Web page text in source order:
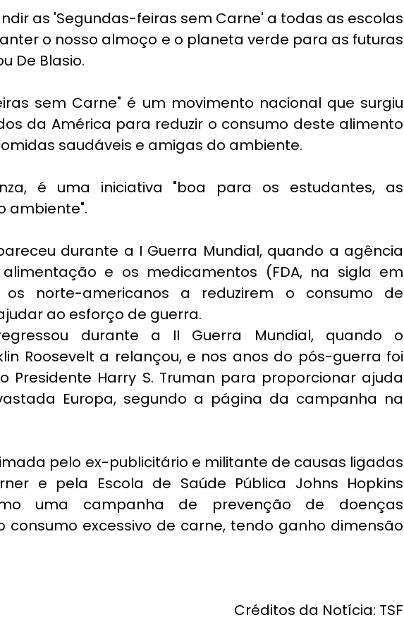
as 'Segundas-feiras sem Carne' a todas as escolas
o nosso almoço e o planeta verde para as futuras
De Blasio.
sem Carne" é um movimento nacional que surgiu
da América para reduzir o consumo deste alimento
saudáveis e amigas do ambiente.
é uma iniciativa "boa para os estudantes, as
ambiente".
durante a I Guerra Mundial, quando a agência
e os medicamentos (FDA, na sigla em
os norte-americanos a reduzirem o consumo de
ao esforço de guerra.
durante a II Guerra Mundial, quando o
Roosevelt a relançou, e nos anos do pós-guerra foi
Presidente Harry S. Truman para proporcionar ajuda
Europa, segundo a página da campanha na
pelo ex-publicitário e militante de causas ligadas
e pela Escola de Saúde Pública Johns Hopkins
uma campanha de prevenção de doenças
consumo excessivo de carne, tendo ganho dimensão
Créditos da Notícia: TSF